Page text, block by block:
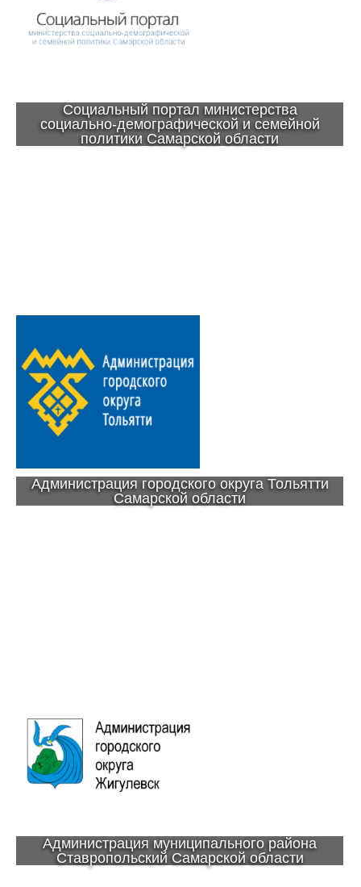
Социальный портал министерства
социально-демографической и семейной
политики Самарской области
Администрация городского округа Тольятти
Самарской области
Администрация муниципального района
Ставропольский Самарской области